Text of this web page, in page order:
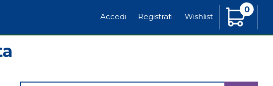
Accedi Registrati Wishlist
0
Articoli
Inseriti